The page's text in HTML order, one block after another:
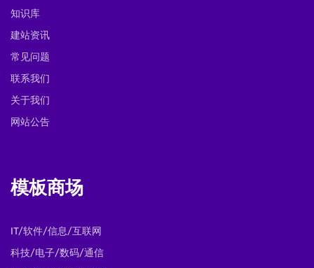
知识库
建站资讯
常见问题
联系我们
关于我们
网站公告
模板商场
IT/软件/信息/互联网
科技/电子/数码/通信